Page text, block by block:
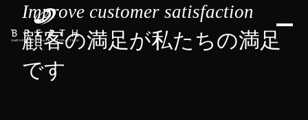
Improve customer satisfaction
顧客の満足が私たちの満足
です